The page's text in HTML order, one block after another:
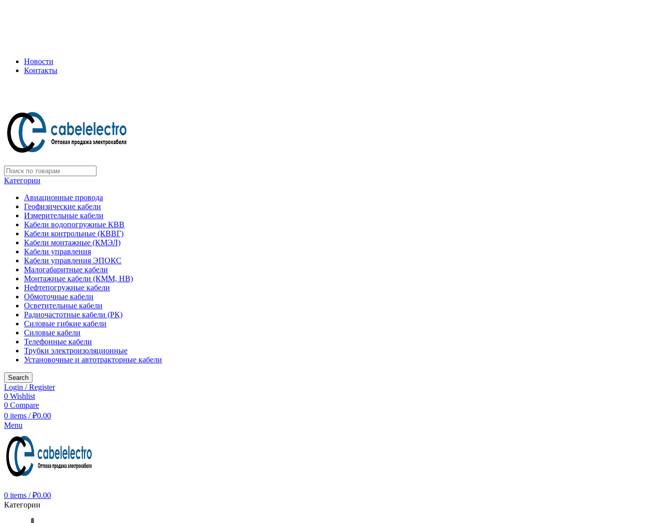
Новости
Контакты
Категории
Авиационные провода
Геофизические кабели
Измерительные кабели
Кабели водопогружные КВВ
Кабели контрольные (КВВГ)
Кабели монтажные (КМЭЛ)
Кабели управления
Кабели управления ЭПОКС
Малогабаритные кабели
Монтажные кабели (КММ, НВ)
Нефтепогружные кабели
Обмоточные кабели
Осветительные кабели
Радиочастотные кабели (РК)
Силовые гибкие кабели
Силовые кабели
Телефонные кабели
Трубки электроизоляционные
Установочные и автотракторные кабели
Search
Login / Register
0 Wishlist
0 Compare
0 items / ₽0.00
Menu
0 items / ₽0.00
Категории